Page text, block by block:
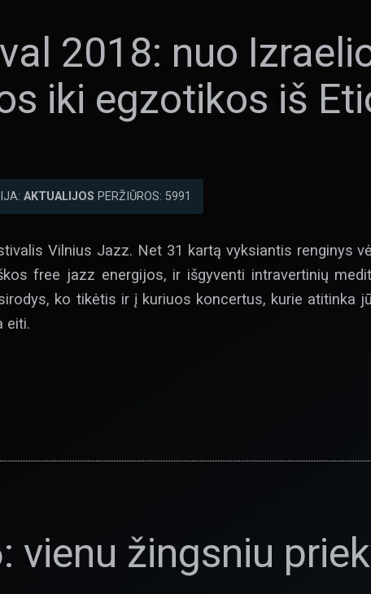
2018: nuo
iki egzotikos iš
AKTUALIJOS PERŽIŪROS: 5991
Vilnius Jazz. Net 31 kartą vyksiantis renginys
free jazz energijos, ir išgyventi intravertinių
ko tikėtis ir į kuriuos koncertus, kurie atitinka
eiti.
vienu žingsniu